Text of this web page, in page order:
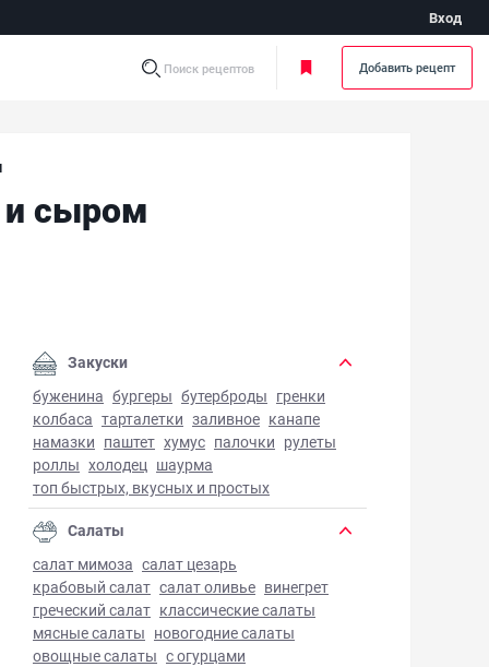
Вход
Поиск рецептов Добавить рецепт
и сыром
с яблоками, морковью, яйцами и сыром - фото
Закуски
буженина бургеры бутерброды гренки
колбаса тарталетки заливное канапе
намазки паштет хумус палочки рулеты
роллы холодец шаурма
топ быстрых, вкусных и простых
Салаты
салат мимоза салат цезарь
крабовый салат салат оливье винегрет
греческий салат классические салаты
мясные салаты новогодние салаты
овощные салаты с огурцами